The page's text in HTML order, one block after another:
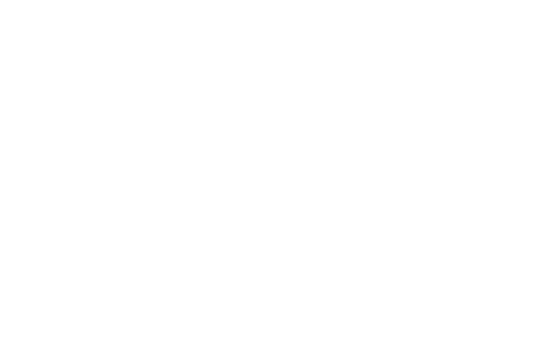
фото товара -
на продукцию SMITH.